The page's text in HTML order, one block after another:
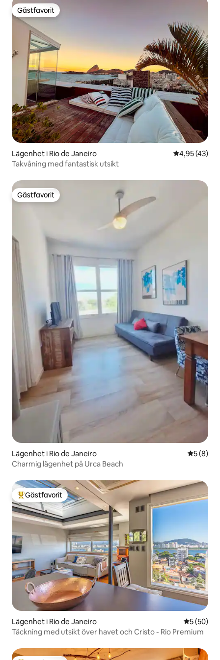
Gästfavorit
Gästfavorit
Lägenhet i Rio de Janeiro 4,95 av 5 i
4,95 (43)
Takvåning med fantastisk utsikt
Gästfavorit
Gästfavorit
Lägenhet i Rio de Janeiro 5 av 5 i
5 (8)
Charmig lägenhet på Urca Beach
Populär gästfavorit
Gästfavorit
Lägenhet i Rio de Janeiro 5 av 5 i
5 (50)
Täckning med utsikt över havet och Cristo - Rio Premium